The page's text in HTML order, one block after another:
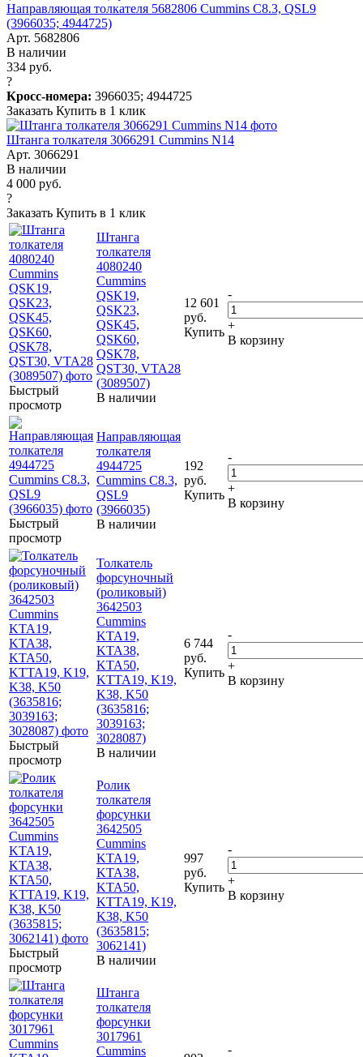
Направляющая толкателя 5682806 Cummins C8.3, QSL9
(3966035; 4944725)
Арт. 5682806
В наличии
334 руб.
?
Кросс-номера: 3966035; 4944725
Заказать Купить в 1 клик
Штанга толкателя 3066291 Cummins N14
Арт. 3066291
В наличии
4 000 руб.
?
Заказать Купить в 1 клик
Быстрый
просмотр
Штанга
толкателя
4080240
Cummins
QSK19,
QSK23,
QSK45,
QSK60,
QSK78,
QST30, VTA28
(3089507)
В наличии
12 601
руб.
Купить
-
+
В корзину
Быстрый
просмотр
Направляющая
толкателя
4944725
Cummins C8.3,
QSL9
(3966035)
В наличии
192
руб.
Купить
-
+
В корзину
Быстрый
просмотр
Толкатель
форсуночный
(роликовый)
3642503
Cummins
KTA19,
KTA38,
KTA50,
KTTA19, K19,
K38, K50
(3635816;
3039163;
3028087)
В наличии
6 744
руб.
Купить
-
+
В корзину
Быстрый
просмотр
Ролик
толкателя
форсунки
3642505
Cummins
KTA19,
KTA38,
KTA50,
KTTA19, K19,
K38, K50
(3635815;
3062141)
В наличии
997
руб.
Купить
-
+
В корзину
Штанга
толкателя
форсунки
3017961
Cummins
-